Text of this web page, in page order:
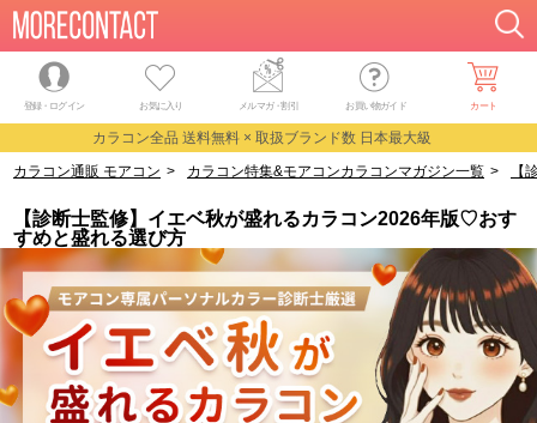
登録・ログイン お気に入り メルマガ・割引 お買い物ガイド カート
カラコン全品 送料無料 × 取扱ブランド数 日本最大級
カラコン通販 モアコン > カラコン特集&モアコンカラコンマガジン一覧 > 【
【診断士監修】イエベ秋が盛れるカラコン2026年版♡おす
すめと盛れる選び方